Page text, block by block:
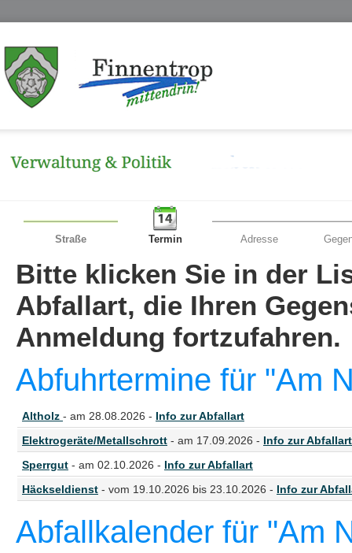
Straße Termin Adresse
Bitte klicken Sie in der
Abfallart, die Ihren
Anmeldung fortzufahren.
Abfuhrtermine für "Am
Altholz - am 28.08.2026 - Info zur Abfallart
Elektrogeräte/Metallschrott - am 17.09.2026 - Info zur Abfallart
Sperrgut - am 02.10.2026 - Info zur Abfallart
Häckseldienst - vom 19.10.2026 bis 23.10.2026 - Info zur
Abfallkalender für "Am